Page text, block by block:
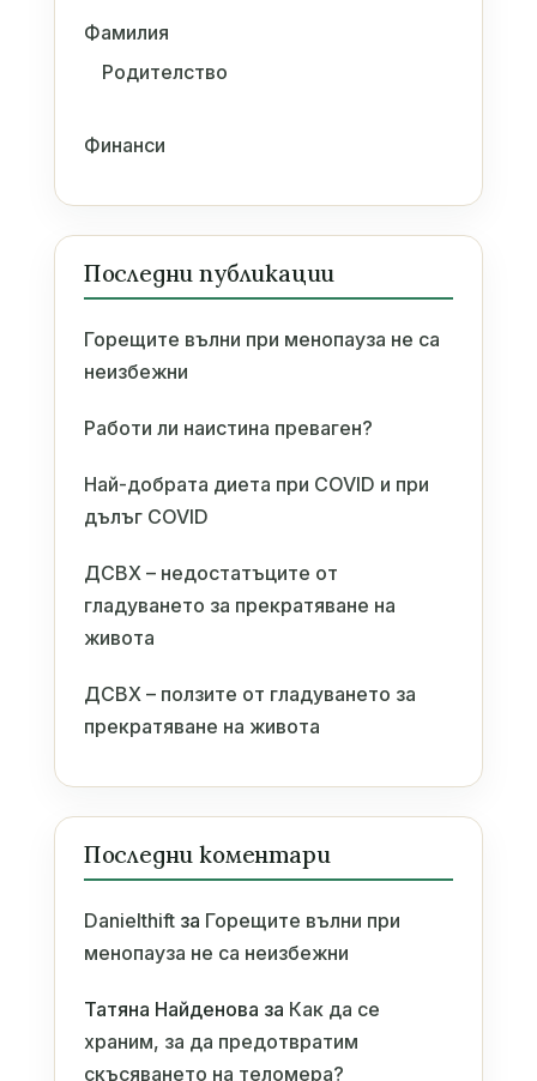
Фамилия
Родителство
Финанси
Последни публикации
Горещите вълни при менопауза не са
неизбежни
Работи ли наистина преваген?
Най-добрата диета при COVID и при
дълъг COVID
ДСВХ – недостатъците от
гладуването за прекратяване на
живота
ДСВХ – ползите от гладуването за
прекратяване на живота
Последни коментари
Danielthiftза Горещите вълни при
менопауза не са неизбежни
Татяна Найденова за Как да се
храним, за да предотвратим
скъсяването на теломера?